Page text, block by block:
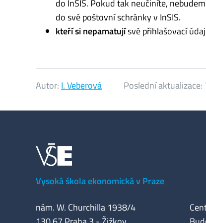
do InSIS. Pokud tak neučiníte,
do své poštovní schránky v InSIS.
kteří si nepamatujísvé přihlašovací
Autor: I. Veberová Poslední aktualizace:
Vysoká škola ekonomická v Praze
nám. W. Churchilla 1938/4